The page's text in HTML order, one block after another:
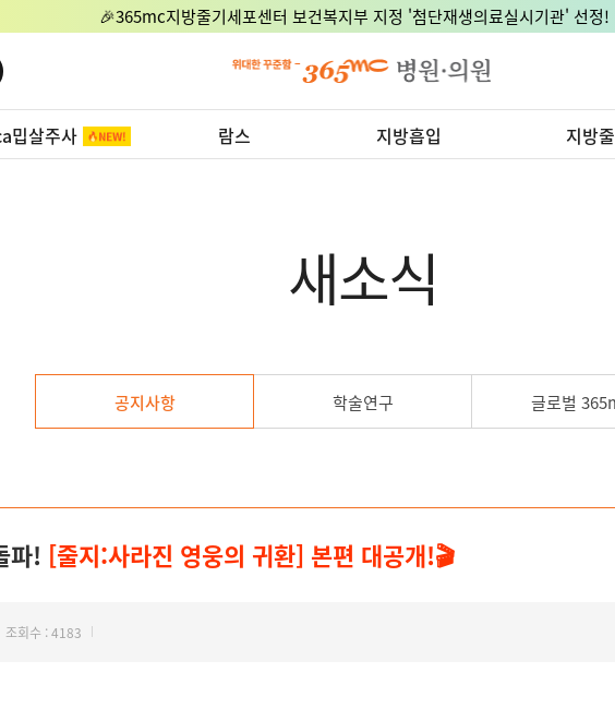
🎉365mc지방줄기세포센터 보건복지부 지정 '첨단재생의료실시기관' 선정!
밉살주사 람스 지방흡입 지방
새소식
공지사항 학술연구 글로벌
파! [줄지:사라진 영웅의 귀환] 본편 대공개!🎬
조회수 : 4183